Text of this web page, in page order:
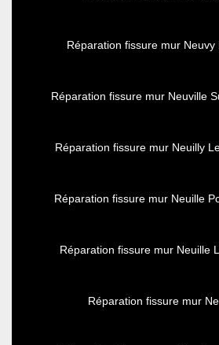
Réparation fissure mur Neuvy
Réparation fissure mur Neuville
Réparation fissure mur Neuilly
Réparation fissure mur Neuille
Réparation fissure mur Neuille
Réparation fissure mur